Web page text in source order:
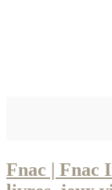
Fnac | Fnac